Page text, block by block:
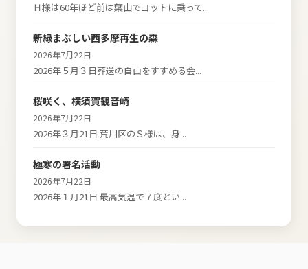
Ｈ様は60年ほど前は葉山でヨットに乗って...
新緑まぶしい西多摩再生の森
2026年7月22日
2026年５月３日葬送の自由をすすめる会...
桜咲く、横須賀観音崎
2026年7月22日
2026年３月21日 荒川区のＳ様は、身...
極寒の署名活動
2026年7月22日
2026年１月21日 最高気温で７度とい...